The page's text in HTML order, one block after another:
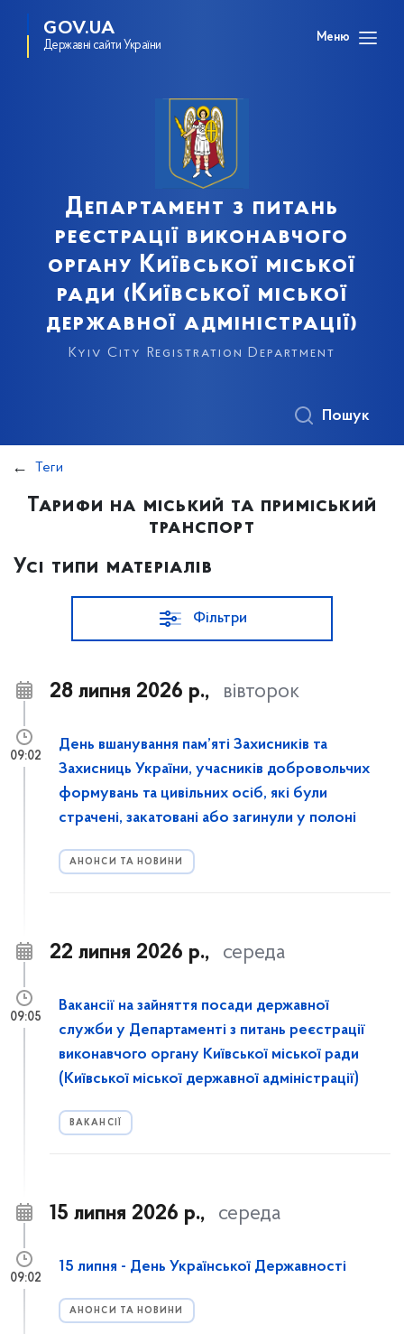
GOV.UA
Державні сайти України
Меню
Департамент з питань
реєстрації виконавчого
органу Київської міської
ради (Київської міської
державної адміністрації)
Kyiv City Registration Department
Пошук
Теги
Тарифи на міський та приміський
транспорт
Усі типи матеріалів
Фільтри
28 липня 2026 р., вівторок
День вшанування пам’яті Захисників та
Захисниць України, учасників добровольчих
формувань та цивільних осіб, які були
страчені, закатовані або загинули у полоні
АНОНСИ ТА НОВИНИ
09:02
22 липня 2026 р., середа
Вакансії на зайняття посади державної
служби у Департаменті з питань реєстрації
виконавчого органу Київської міської ради
(Київської міської державної адміністрації)
ВАКАНСІЇ
09:05
15 липня 2026 р., середа
15 липня - День Української Державності
АНОНСИ ТА НОВИНИ
09:02